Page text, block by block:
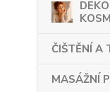
ČIŠTĚNÍ A
MASÁŽNÍ